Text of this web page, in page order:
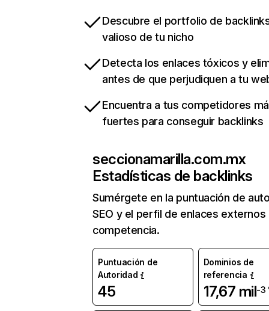
Descubre el portfolio de
valioso de tu nicho
Detecta los enlaces tóxicos y
antes de que perjudiquen a tu
Encuentra a tus competidores
fuertes para conseguir backlinks
seccionamarilla.com.mx
Estadísticas de backlinks
Sumérgete en la puntuación de
SEO y el perfil de enlaces externos
competencia.
Puntuación de
Autoridad
45
Dominios de
referencia
17,67 mil-3